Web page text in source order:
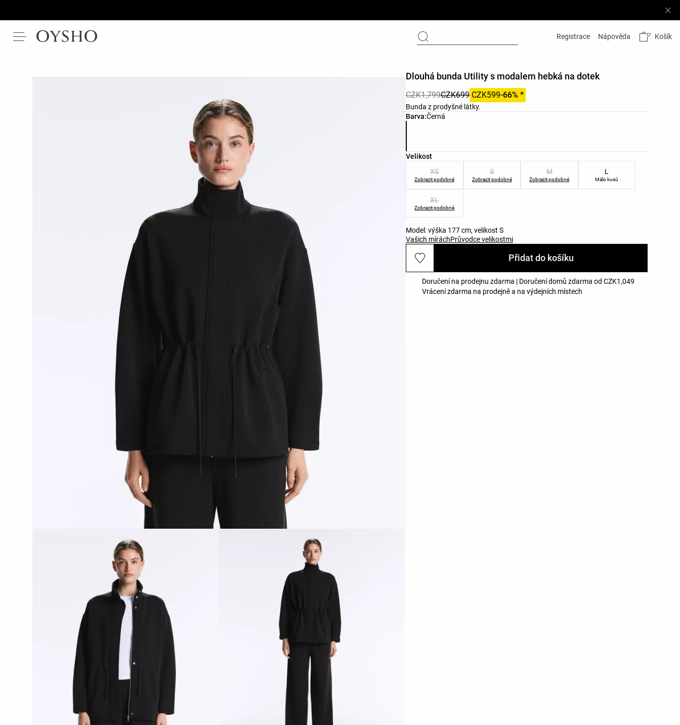
Registrace Nápověda Košík
Barva:Černá
Seznam barev produktu
Dlouhá bunda Utility s modalem hebká na dotek
CZK1,799CZK699 CZK599-66% *
Bunda z prodyšné látky.
Velikost
Seznam velikostí produktu
XS
Zobrazit podobné
S
Zobrazit podobné
M
Zobrazit podobné
L
Málo kusů
XL
Zobrazit podobné
Model: výška 177 cm, velikost S
Vašich míráchPrůvodce velikostmi
Přidat do košíku
Doručení na prodejnu zdarma | Doručení domů zdarma od CZK1,049
Vrácení zdarma na prodejně a na výdejních místech